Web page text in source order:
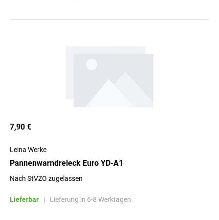
7,90 €
Leina Werke
Pannenwarndreieck Euro YD-A1
Nach StVZO zugelassen
Lieferbar | Lieferung in 6-8 Werktagen.